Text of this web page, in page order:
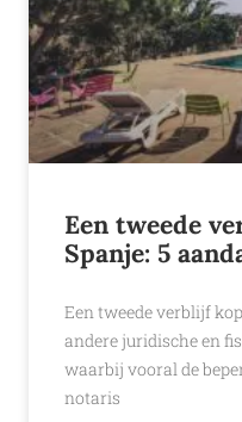
Een tweede
Spanje: 5
Een tweede verblijf
andere juridische en
waarbij vooral de
notaris